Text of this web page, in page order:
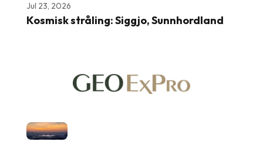
Jul 23, 2026
Kosmisk stråling: Siggjo, Sunnhordland